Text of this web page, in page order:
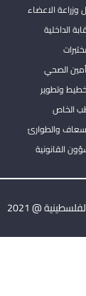
وزراعة الاعضاء
الداخلية
الصحي
وتطوير
الخاص
والطوارئ
القانونية
@ 2021